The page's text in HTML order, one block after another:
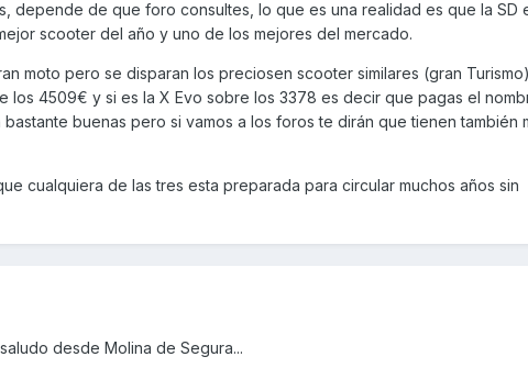
depende de que foro consultes, lo que es una realidad es que la SD
scooter del año y uno de los mejores del mercado.
moto pero se disparan los preciosen scooter similares (gran
los 4509€ y si es la X Evo sobre los 3378 es decir que pagas el
buenas pero si vamos a los foros te dirán que tienen también
cualquiera de las tres esta preparada para circular muchos años sin
desde Molina de Segura...